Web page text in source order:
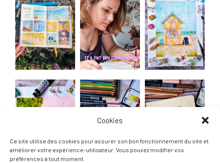
Cookies
Ce site utilise des cookies pour assurer son bon fonctionnement du site et
améliorer votre expérience-utilisateur. Vous pouvez modifier vos
préférences à tout moment.